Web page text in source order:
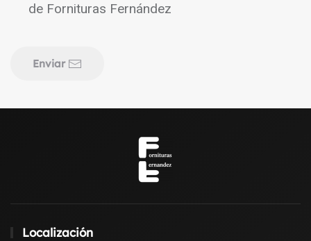
de Fornituras Fernández
Enviar
Localización